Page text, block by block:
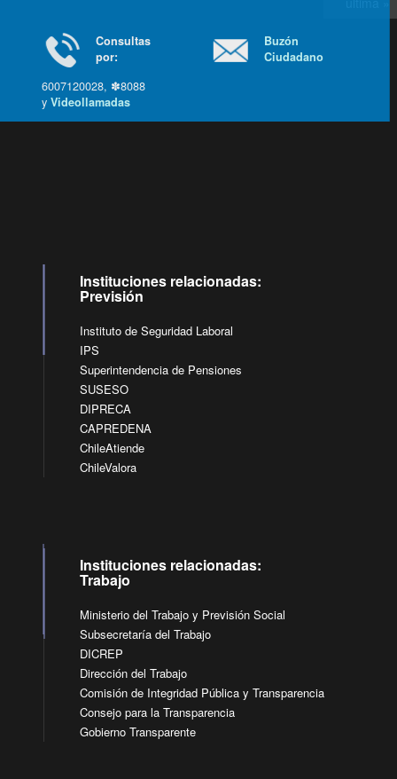
Consultas
por:
6007120028, ✽8088
yVideollamadas
Buzón
Ciudadano
Instituciones relacionadas:
Previsión
Instituto de Seguridad Laboral
IPS
Superintendencia de Pensiones
SUSESO
DIPRECA
CAPREDENA
ChileAtiende
ChileValora
Instituciones relacionadas:
Trabajo
Ministerio del Trabajo y Previsión Social
Subsecretaría del Trabajo
DICREP
Dirección del Trabajo
Comisión de Integridad Pública y Transparencia
Consejo para la Transparencia
Gobierno Transparente